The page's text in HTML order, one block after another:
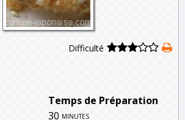
Difficulté
Temps de Préparation
30 minutes